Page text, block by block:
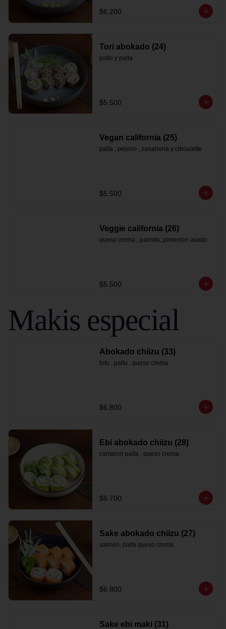
$6.200
Tori abokado (24)
pollo y palta
$5.500
Vegan california (25)
palta , pepino , zanahoria y ciboulette
$5.500
Veggie california (26)
queso crema , palmito, pimenton asado
$5.500
Makis especial
Abokado chiizu (33)
tofu , palta , queso crema
$6.800
Ebi abokado chiizu (28)
camaron palta , queso crema
$6.700
Sake abokado chiizu (27)
salmon, palta queso crema
$6.800
Sake ebi maki (31)